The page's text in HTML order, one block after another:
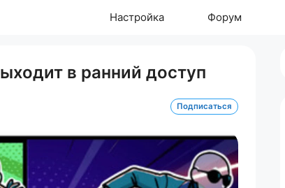
Настройка Форум
в ранний доступ
Подписаться